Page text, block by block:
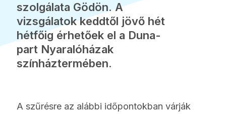
szolgálata Gödön. A
vizsgálatok keddtől jövő hét
hétfőig érhetőek el a Duna-
part Nyaralóházak
színháztermében.
A szűrésre az alábbi időpontokban várják